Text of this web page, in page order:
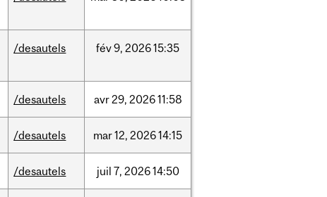
/desautels fév9, 202615:35
/desautels avr29, 202611:58
/desautels mar12, 202614:15
/desautels juil 7, 202614:50